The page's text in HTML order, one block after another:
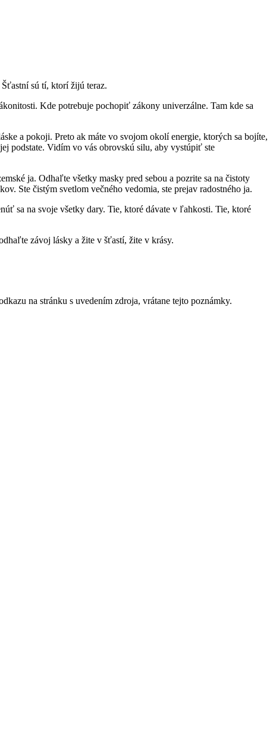
sú tí, ktorí žijú teraz.
Kde potrebuje pochopiť zákony univerzálne. Tam kde sa
a pokoji. Preto ak máte vo svojom okolí energie, ktorých sa bojíte,
podstate. Vidím vo vás obrovskú silu, aby vystúpiť ste
ja. Odhaľte všetky masky pred sebou a pozrite sa na čistoty
Ste čistým svetlom večného vedomia, ste prejav radostného ja.
sa na svoje všetky dary. Tie, ktoré dávate v ľahkosti. Tie, ktoré
závoj lásky a žite v šťastí, žite v krásy.
na stránku s uvedením zdroja, vrátane tejto poznámky.